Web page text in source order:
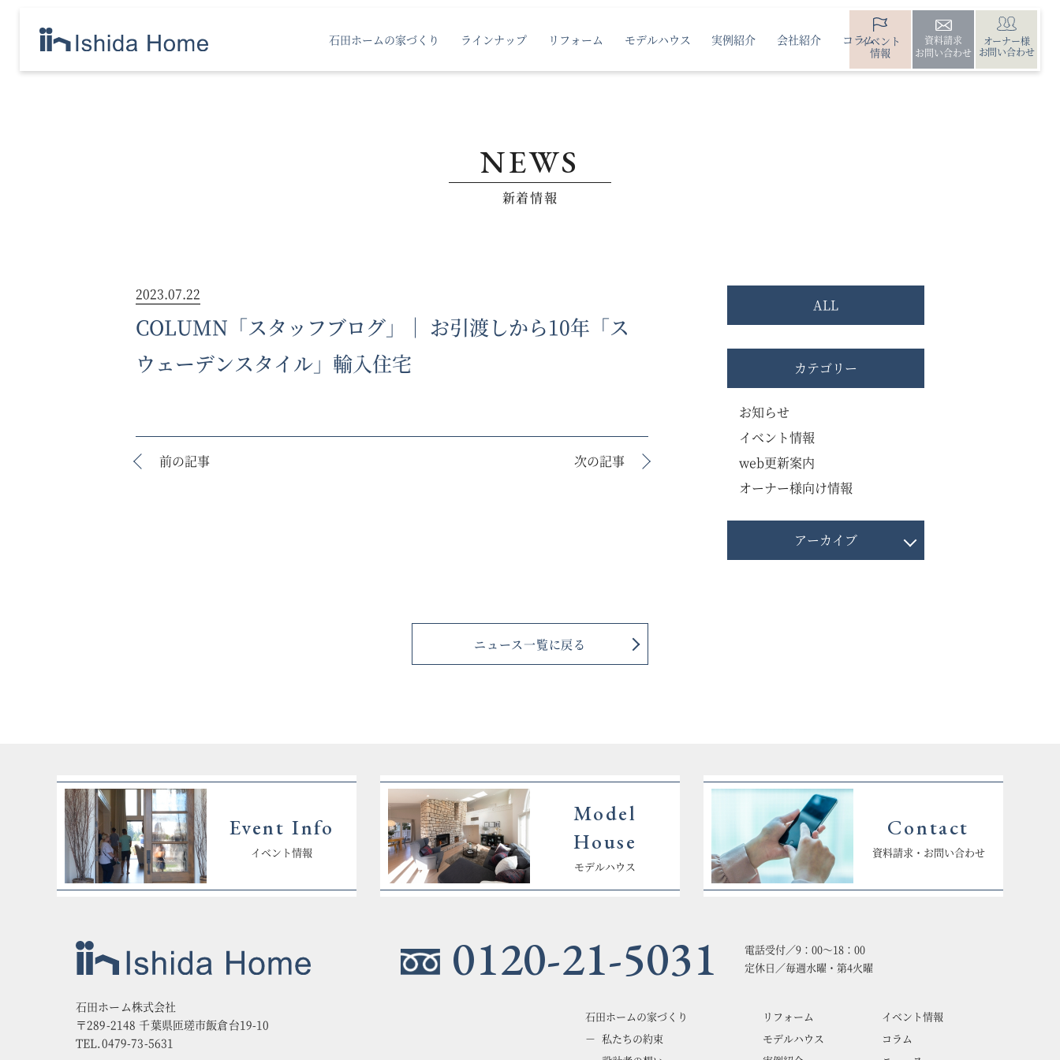
石田ホームの家づくり ラインナップ リフォーム モデルハウス 実例紹介 会社紹介 コラムイベント
情報
資料請求
お問い合わせ
オーナー様
お問い合わせ
NEWS
新着情報
2023.07.22
COLUMN「スタッフブログ」｜ お引渡しから10年「ス
ウェーデンスタイル」輸入住宅
前の記事 次の記事
ALL
カテゴリー
お知らせ
イベント情報
web更新案内
オーナー様向け情報
アーカイブ
ニュース一覧に戻る
Event Info
イベント情報
Model
House
モデルハウス
Contact
資料請求・お問い合わせ
石田ホーム株式会社
〒289-2148 千葉県匝瑳市飯倉台19-10
TEL.0479-73-5631
0120-21-5031
電話受付／9：00〜18：00
定休日／毎週水曜・第4火曜
石田ホームの家づくり
私たちの約束
リフォーム
モデルハウス
イベント情報
コラム